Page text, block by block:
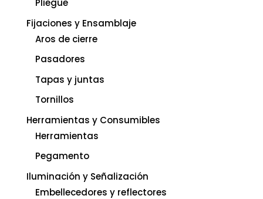
Pliegue
Fijaciones y Ensamblaje
Aros de cierre
Pasadores
Tapas y juntas
Tornillos
Herramientas y Consumibles
Herramientas
Pegamento
Iluminación y Señalización
Embellecedores y reflectores